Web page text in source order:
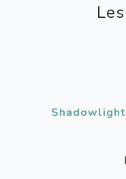
Shadowlight